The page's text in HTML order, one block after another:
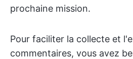
prochaine mission.
Pour faciliter la collecte et
commentaires, vous avez